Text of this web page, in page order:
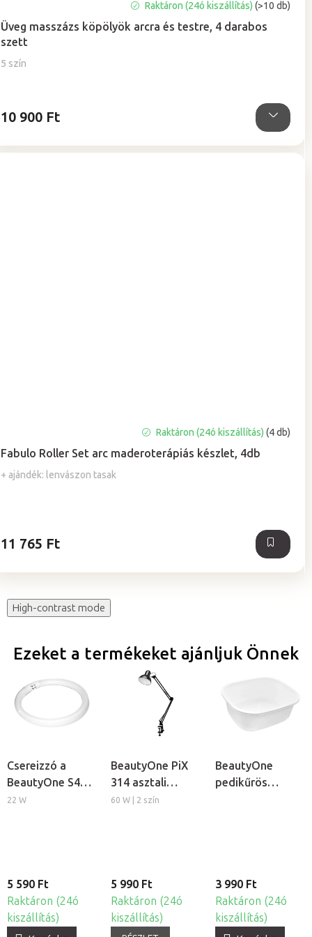
Üveg masszázs köpölyök arcra és testre, 4 darabos
szett
5 szín
termék
átlagos
értékelése
5-
Raktáron (24ó kiszállítás)(>10 db)
10 900 Ft
Fabulo Roller Set arc maderoterápiás készlet, 4db
+ ajándék: lenvászon tasak
termék
átlagos
értékelése
Raktáron (24ó kiszállítás)(4 db)
11 765 Ft
High-contrast mode
Ezeket a termékeket ajánljuk Önnek
Csereizzó a
BeautyOne S4
kozmetikai
22 W
5 590 Ft
Raktáron (24ó
kiszállítás)
BeautyOne PiX
314 asztali
lámpa
60 W | 2 szín
5 990 Ft
Raktáron (24ó
kiszállítás)
BeautyOne
pedikűrös
3 990 Ft
Raktáron (24ó
kiszállítás)